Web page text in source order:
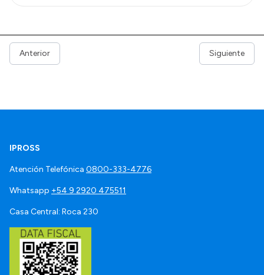
Anterior Siguiente
IPROSS
Atención Telefónica 0800-333-4776
Whatsapp +54 9 2920 475511
Casa Central: Roca 230